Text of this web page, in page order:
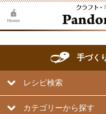
手づく
レシピ検索
カテゴリーから探す